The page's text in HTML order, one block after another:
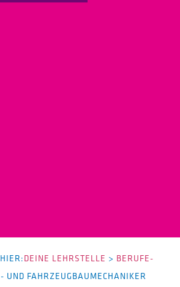
DEINE LEHRSTELLE > BERUFE-
UND FAHRZEUGBAUMECHANIKER